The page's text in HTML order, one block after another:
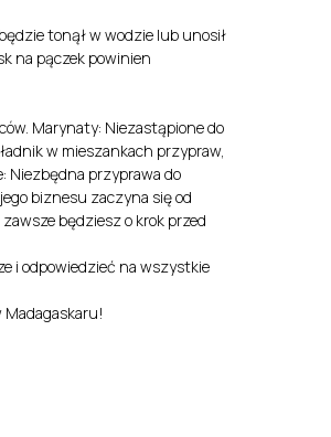
tonął w wodzie lub unosił
na pączek powinien
Marynaty: Niezastąpione do
w mieszankach przypraw,
Niezbędna przyprawa do
biznesu zaczyna się od
będziesz o krok przed
i odpowiedzieć na wszystkie